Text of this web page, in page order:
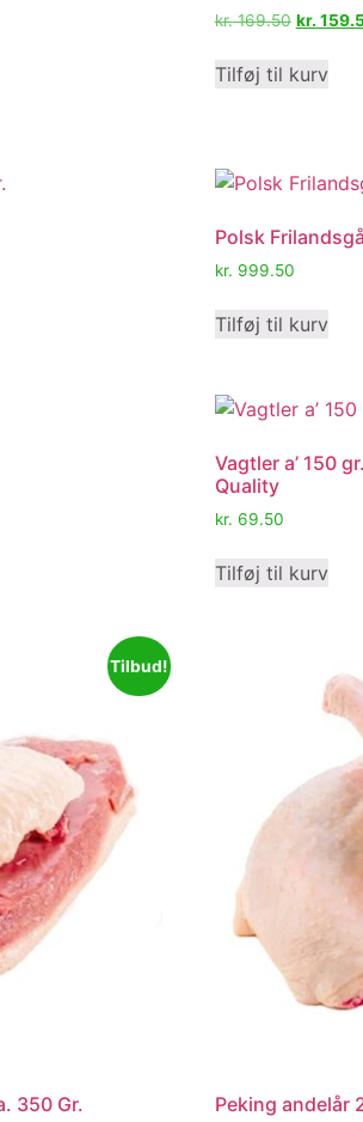
kr.169.50 kr.
Tilføj til kurv
Polsk
kr. 999.50
Tilføj til kurv
Vagtler a’ 150
Quality
kr. 69.50
Tilføj til kurv
Tilbud!
350 Gr. Peking andelår